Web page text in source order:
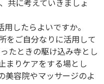
共に考えていきましょ
したらよいですか。
をご自分なりに活用して
たときの駆け込み寺とし
まりケアをする場とし
美容院やマッサージのよ